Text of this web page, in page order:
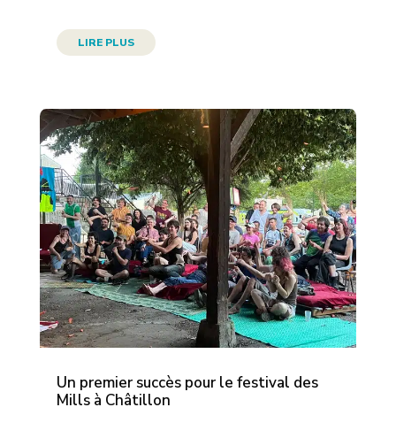
LIRE PLUS
Un premier succès pour le festival des
Mills à Châtillon